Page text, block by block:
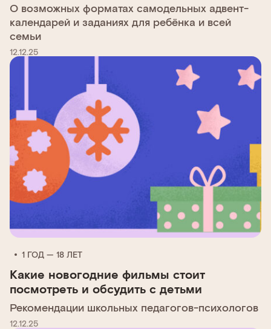
О возможных форматах самодельных адвент-
календарей и заданиях для ребёнка и всей
семьи
12.12.25
1 ГОД — 18 ЛЕТ
Какие новогодние фильмы стоит
посмотреть и обсудить с детьми
Рекомендации школьных педагогов-психологов
12.12.25